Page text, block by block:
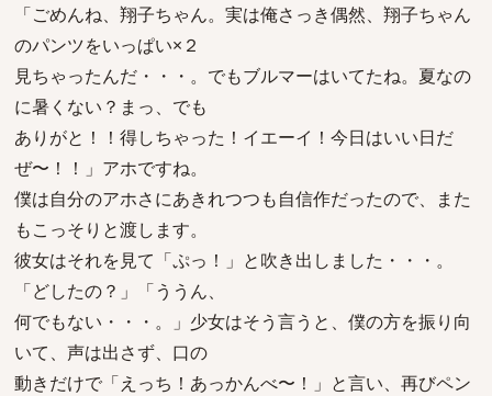
「ごめんね、翔子ちゃん。実は俺さっき偶然、翔子ちゃん
のパンツをいっぱい×２
見ちゃったんだ・・・。でもブルマーはいてたね。夏なの
に暑くない？まっ、でも
ありがと！！得しちゃった！イエーイ！今日はいい日だ
ぜ〜！！」アホですね。
僕は自分のアホさにあきれつつも自信作だったので、また
もこっそりと渡します。
彼女はそれを見て「ぷっ！」と吹き出しました・・・。
「どしたの？」「ううん、
何でもない・・・。」少女はそう言うと、僕の方を振り向
いて、声は出さず、口の
動きだけで「えっち！あっかんべ〜！」と言い、再びペン